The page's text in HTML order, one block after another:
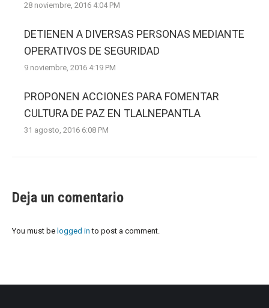
28 noviembre, 2016 4:04 PM
DETIENEN A DIVERSAS PERSONAS MEDIANTE
OPERATIVOS DE SEGURIDAD
9 noviembre, 2016 4:19 PM
PROPONEN ACCIONES PARA FOMENTAR
CULTURA DE PAZ EN TLALNEPANTLA
31 agosto, 2016 6:08 PM
Deja un comentario
You must be logged in to post a comment.